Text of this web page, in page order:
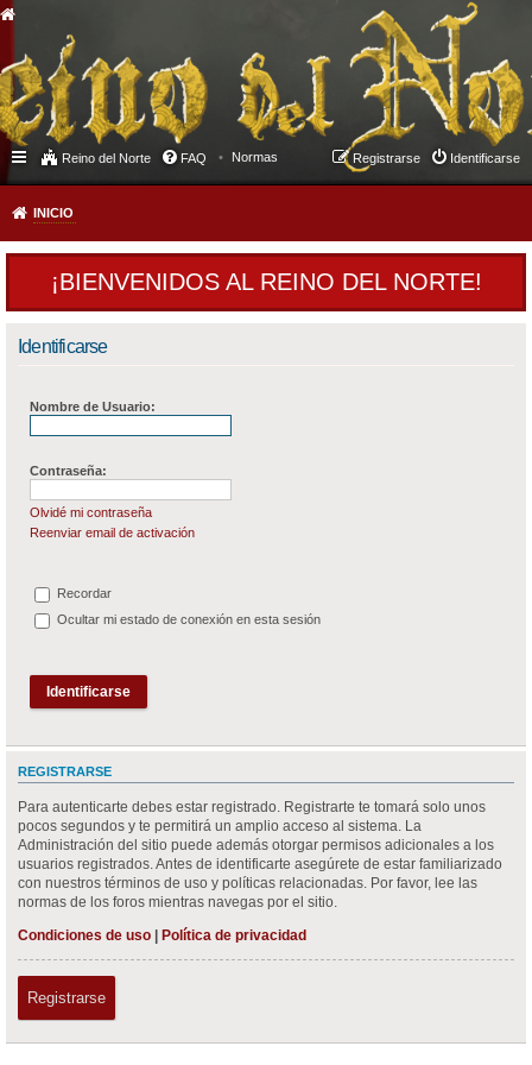
Reino del Norte FAQ Normas Identificarse
Registrarse
INICIO
¡BIENVENIDOS AL REINO DEL NORTE!
Identificarse
Nombre de Usuario:
Contraseña:
Olvidé mi contraseña
Reenviar email de activación
Recordar
Ocultar mi estado de conexión en esta sesión
REGISTRARSE
Para autenticarte debes estar registrado. Registrarte te tomará solo unos
pocos segundos y te permitirá un amplio acceso al sistema. La
Administración del sitio puede además otorgar permisos adicionales a los
usuarios registrados. Antes de identificarte asegúrete de estar familiarizado
con nuestros términos de uso y políticas relacionadas. Por favor, lee las
normas de los foros mientras navegas por el sitio.
Condiciones de uso
Política de privacidad
Registrarse